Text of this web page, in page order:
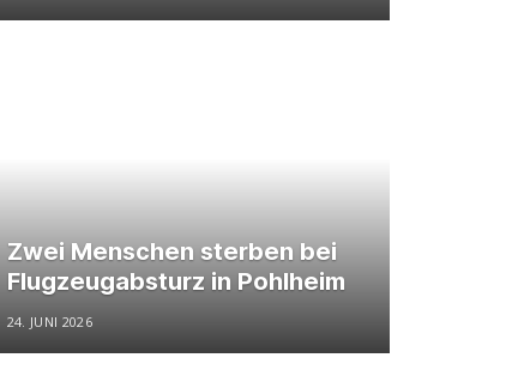
Zwei Menschen sterben bei
Flugzeugabsturz in Pohlheim
24. JUNI 2026